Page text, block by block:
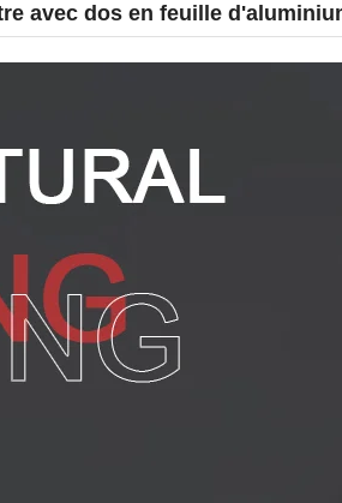
avec dos en feuille